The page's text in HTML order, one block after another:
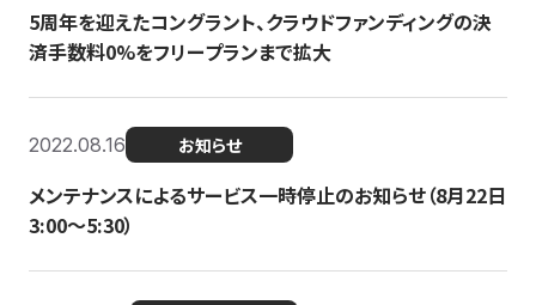
5周年を迎えたコングラント、クラウドファンディングの決
済手数料0%をフリープランまで拡大
2022.08.16 お知らせ
メンテナンスによるサービス一時停止のお知らせ（8月22日
3:00〜5:30）